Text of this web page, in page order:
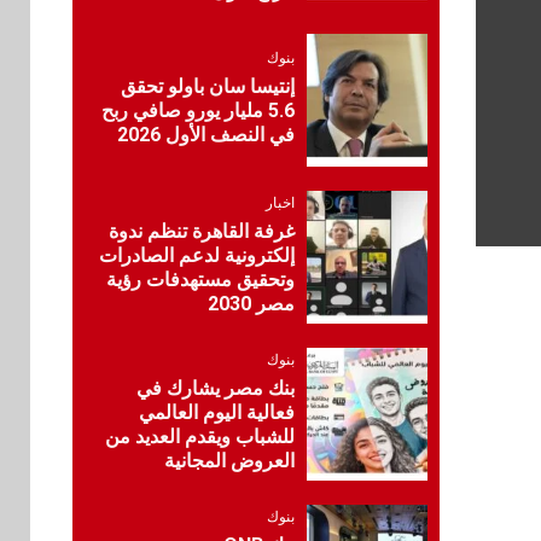
في سوق تحويلات
المصريين بالخارج
9
بيان توضيحي صادر عن
شركة ناتجاس
سوق وصلة
في مصر مع إطلاق
Y500 المزود ببطارية
بسعة 8100 مللي أمبير
1
بنوك
موظفيه المتميزين بعد
تحقيق نتائج قياسية
بنوك
إنتيسا سان باولو تحقق
5.6 مليار يورو صافي ربح
في النصف الأول 2026
اخبار
غرفة القاهرة تنظم ندوة
إلكترونية لدعم الصادرات
وتحقيق مستهدفات رؤية
مصر 2030
بنوك
بنك مصر يشارك في
فعالية اليوم العالمي
للشباب ويقدم العديد من
العروض المجانية
بنوك